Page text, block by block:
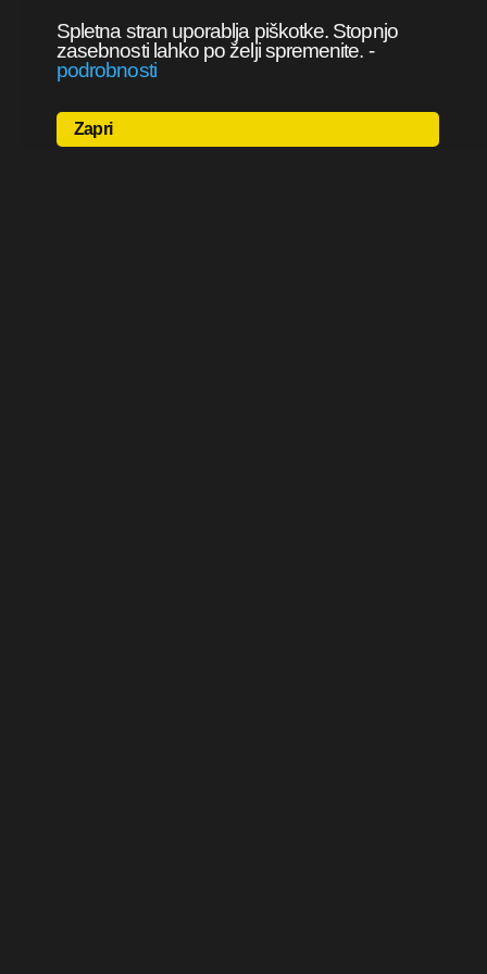
Spletna stran uporablja piškotke. Stopnjo
zasebnosti lahko po želji spremenite. -
podrobnosti
Zapri